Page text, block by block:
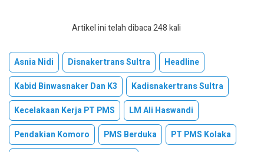
Artikel ini telah dibaca 248 kali
Asnia Nidi Disnakertrans Sultra
Headline
Kabid Binwasnaker Dan K3
Kadisnakertrans Sultra
Kecelakaan Kerja PT PMS
LM Ali Haswandi
Pendakian Komoro
PMS Berduka
PT PMS Kolaka